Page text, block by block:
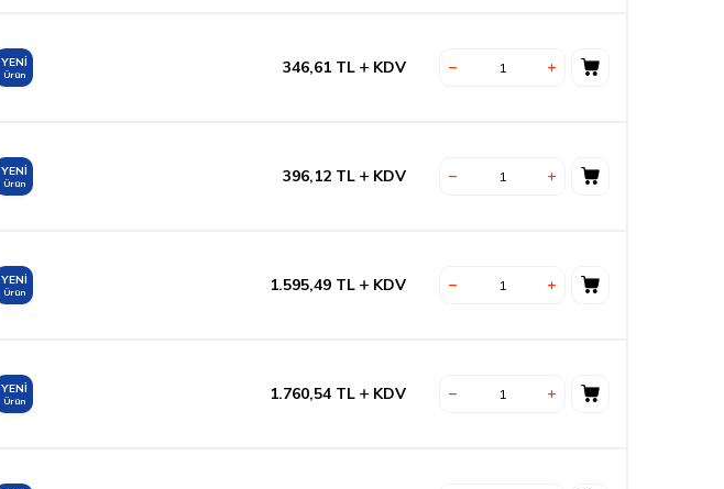
YENI
Ürün 346,61 TL KDV
YENI
Ürün 396,12 TL KDV
YENI
Ürün 1.595,49 TL KDV
YENI
Ürün 1.760,54 TL KDV